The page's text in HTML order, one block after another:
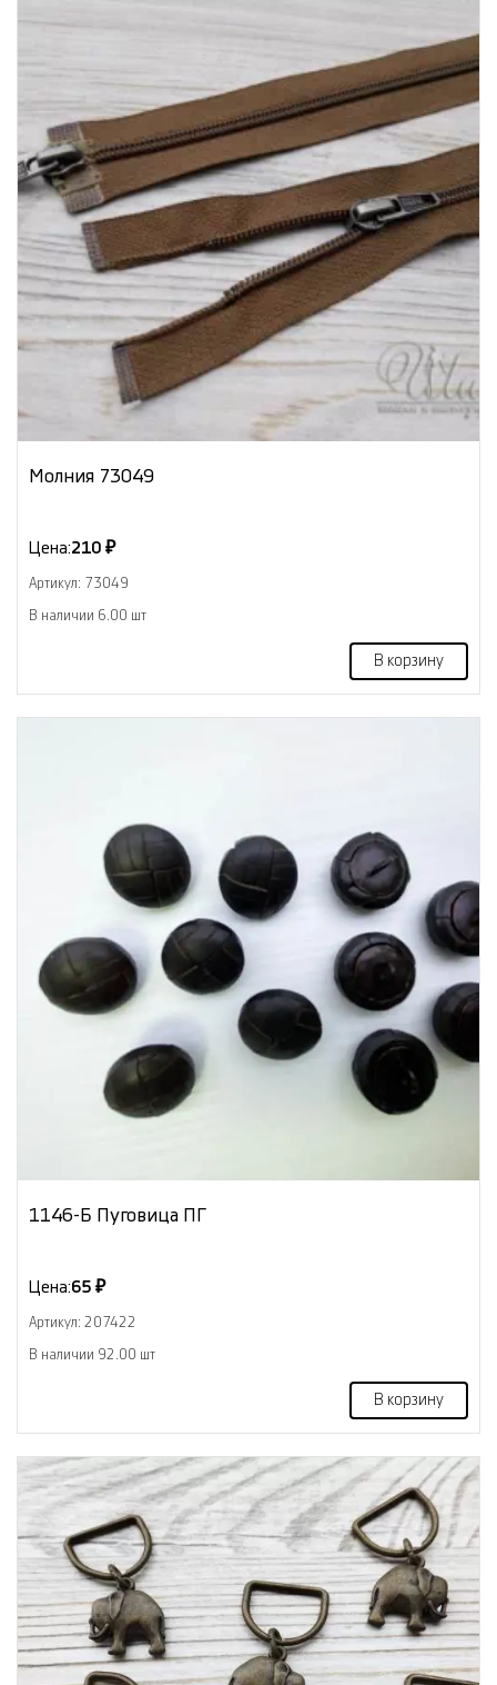
Молния 73049
Цена:210 ₽
Артикул: 73049
В наличии 6.00 шт
В корзину
1146-Б Пуговица ПГ
Цена:65 ₽
Артикул: 207422
В наличии 92.00 шт
В корзину